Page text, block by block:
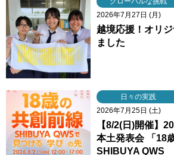
2026年7月27日 (月)
越境応援！オリ
ました
日々の実践
2026年7月25日 (土)
【8/2(日)開催】
本土発表会 「18
SHIBUYA QWS